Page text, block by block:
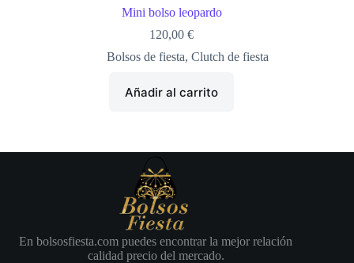
Mini bolso leopardo
120,00€
Bolsos de fiesta, Clutch de fiesta
Añadir al carrito
En bolsosfiesta.com puedes encontrar la mejor relación
calidad precio del mercado.